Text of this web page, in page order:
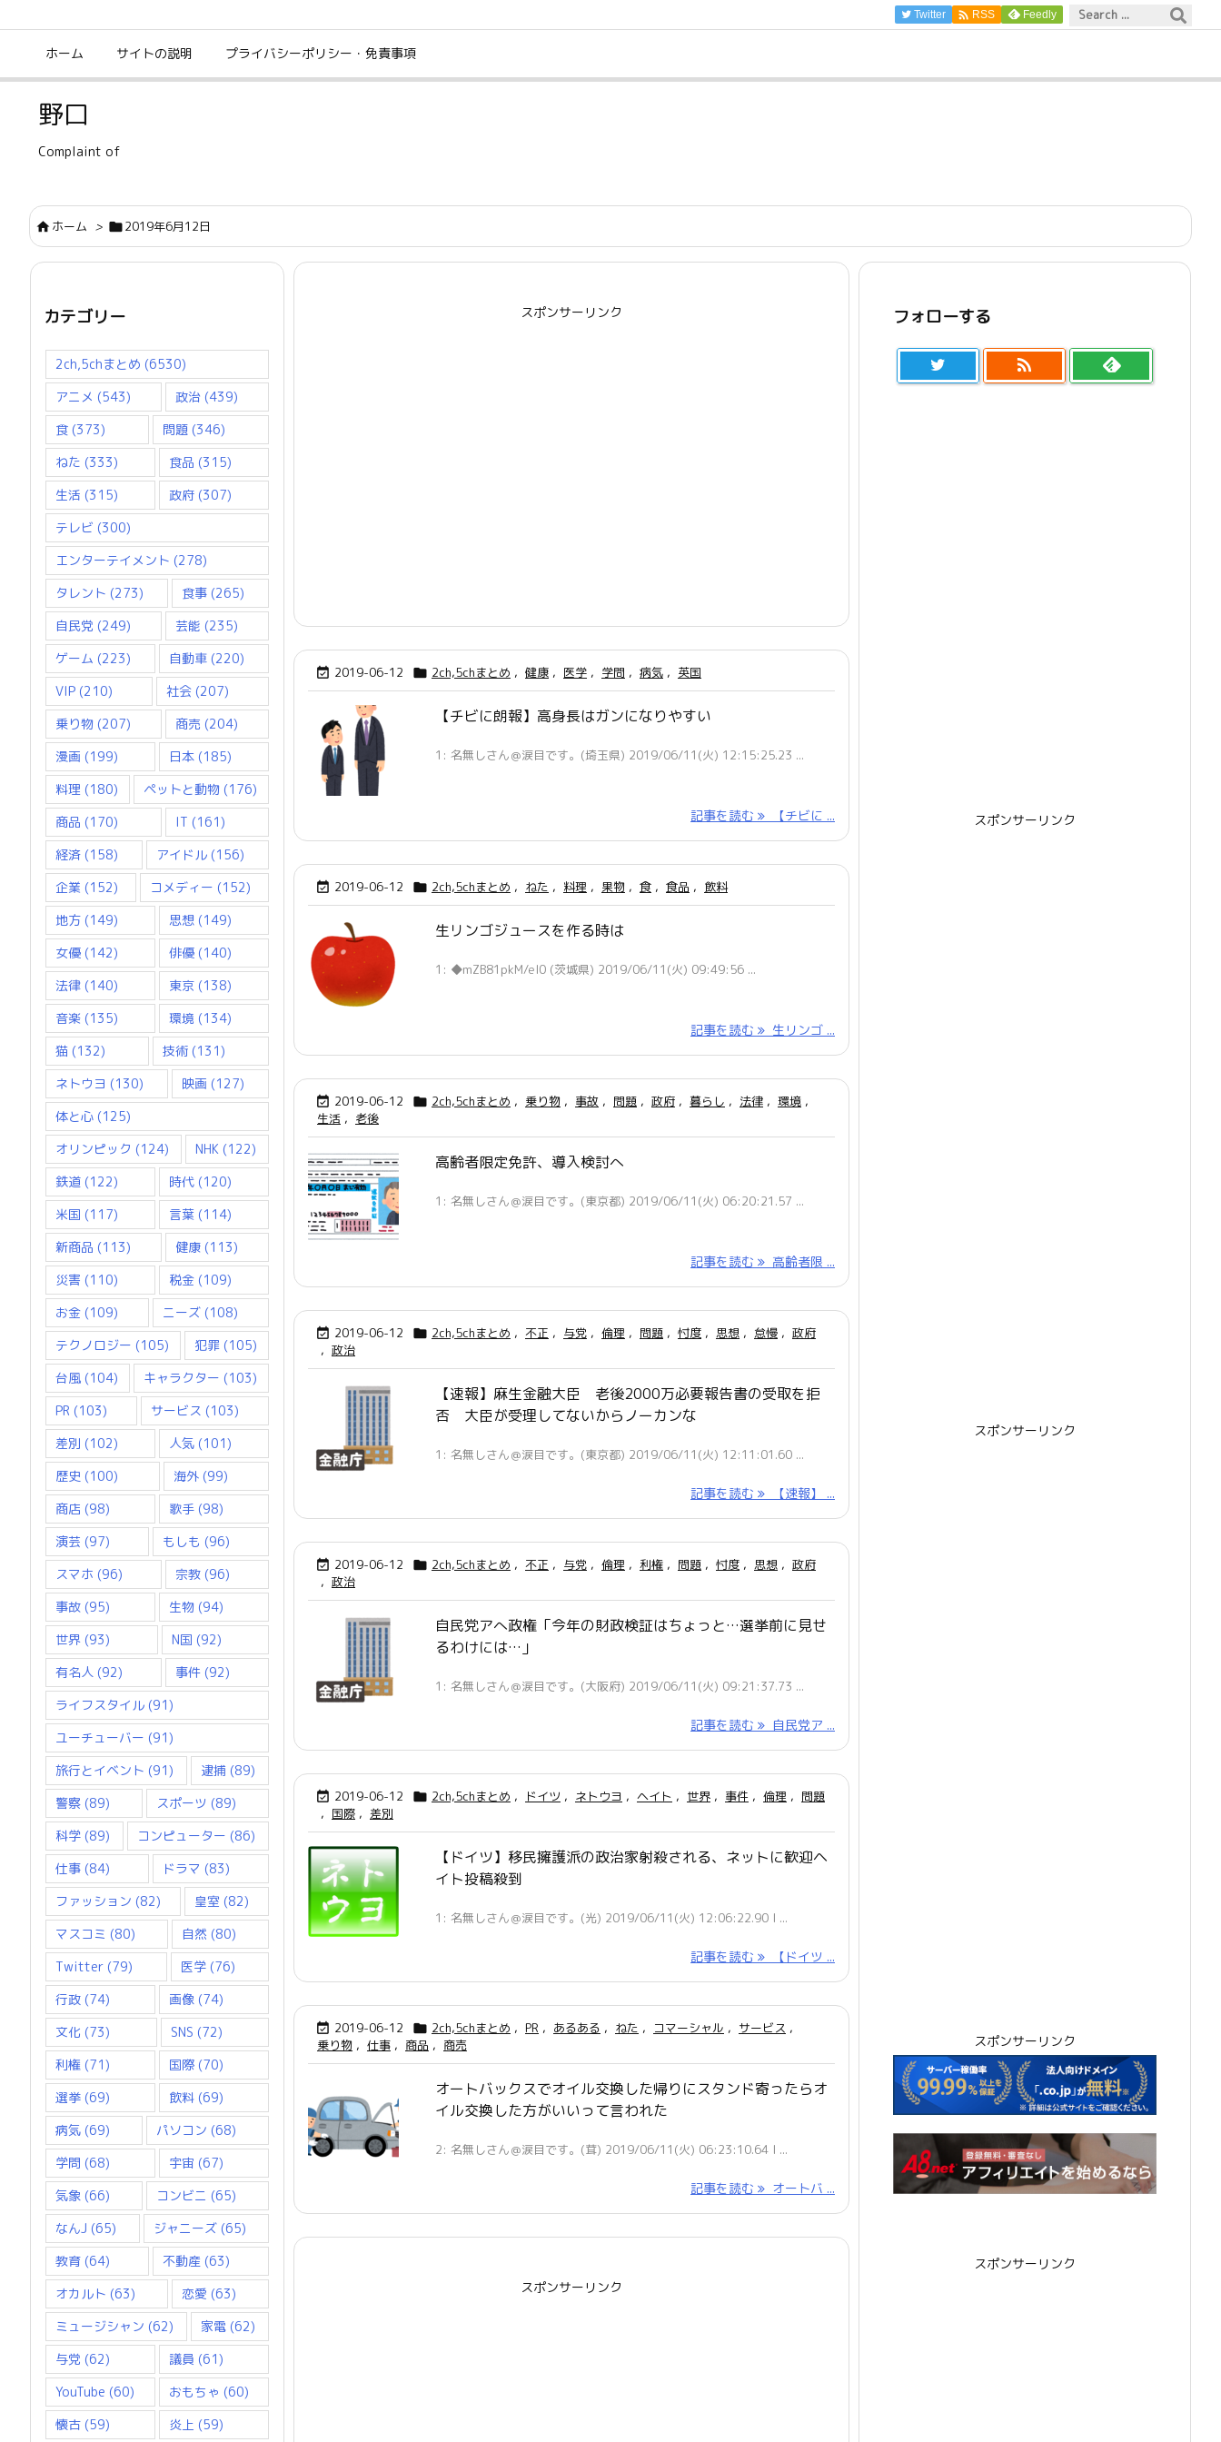
ホーム サイトの説明 プライバシーポリシー・免責事項
Twitter  RSS Feedly
野口
Complaint of
ホーム > 2019年6月12日
スポンサーリンク
 2019-06-12  2ch,5chまとめ , 健康 , 医学 , 学問 , 病気 , 英国
【チビに朗報】高身長はガンになりやすい
1: 名無しさん＠涙目です。(埼玉県) 2019/06/11(火) 12:15:25.23 ...
記事を読む 【チビに ...
 2019-06-12  2ch,5chまとめ , ねた , 料理 , 果物 , 食 , 食品 , 飲料
生リンゴジュースを作る時は
1: ◆mZB81pkM/el0 (茨城県) 2019/06/11(火) 09:49:56 ...
記事を読む 生リンゴ ...
 2019-06-12  2ch,5chまとめ , 乗り物 , 事故 , 問題 , 政府 , 暮らし , 法律 , 環境 ,
生活 , 老後
高齢者限定免許、導入検討へ
1: 名無しさん＠涙目です。(東京都) 2019/06/11(火) 06:20:21.57 ...
記事を読む 高齢者限 ...
 2019-06-12  2ch,5chまとめ , 不正 , 与党 , 倫理 , 問題 , 忖度 , 思想 , 怠慢 , 政府
, 政治
【速報】麻生金融大臣 老後2000万必要報告書の受取を拒
否 大臣が受理してないからノーカンな
1: 名無しさん＠涙目です。(東京都) 2019/06/11(火) 12:11:01.60 ...
記事を読む 【速報】 ...
 2019-06-12  2ch,5chまとめ , 不正 , 与党 , 倫理 , 利権 , 問題 , 忖度 , 思想 , 政府
, 政治
自民党アへ政権「今年の財政検証はちょっと…選挙前に見せ
るわけには…」
1: 名無しさん＠涙目です。(大阪府) 2019/06/11(火) 09:21:37.73 ...
記事を読む 自民党ア ...
 2019-06-12  2ch,5chまとめ , ドイツ , ネトウヨ , ヘイト , 世界 , 事件 , 倫理 , 問題
, 国際 , 差別
【ドイツ】移民擁護派の政治家射殺される、ネットに歓迎ヘ
イト投稿殺到
1: 名無しさん＠涙目です。(光) 2019/06/11(火) 12:06:22.90 I ...
記事を読む 【ドイツ ...
 2019-06-12  2ch,5chまとめ , PR , あるある , ねた , コマーシャル , サービス ,
乗り物 , 仕事 , 商品 , 商売
オートバックスでオイル交換した帰りにスタンド寄ったらオ
イル交換した方がいいって言われた
2: 名無しさん＠涙目です。(茸) 2019/06/11(火) 06:23:10.64 I ...
記事を読む オートバ ...
スポンサーリンク
カテゴリー
2ch,5chまとめ (6530)
アニメ (543) 政治 (439)
食 (373) 問題 (346)
ねた (333) 食品 (315)
生活 (315) 政府 (307)
テレビ (300)
エンターテイメント (278)
タレント (273) 食事 (265)
自民党 (249) 芸能 (235)
ゲーム (223) 自動車 (220)
VIP (210) 社会 (207)
乗り物 (207) 商売 (204)
漫画 (199) 日本 (185)
料理 (180) ペットと動物 (176)
商品 (170) IT (161)
経済 (158) アイドル (156)
企業 (152) コメディー (152)
地方 (149) 思想 (149)
女優 (142) 俳優 (140)
法律 (140) 東京 (138)
音楽 (135) 環境 (134)
猫 (132) 技術 (131)
ネトウヨ (130) 映画 (127)
体と心 (125)
オリンピック (124) NHK (122)
鉄道 (122) 時代 (120)
米国 (117) 言葉 (114)
新商品 (113) 健康 (113)
災害 (110) 税金 (109)
お金 (109) ニーズ (108)
テクノロジー (105) 犯罪 (105)
台風 (104) キャラクター (103)
PR (103) サービス (103)
差別 (102) 人気 (101)
歴史 (100) 海外(99)
商店 (98) 歌手 (98)
演芸 (97) もしも (96)
スマホ (96) 宗教 (96)
事故 (95) 生物 (94)
世界 (93) N国 (92)
有名人 (92) 事件 (92)
ライフスタイル (91)
ユーチューバー (91)
旅行とイベント (91) 逮捕 (89)
警察 (89) スポーツ (89)
科学 (89) コンピューター (86)
仕事 (84) ドラマ (83)
ファッション (82) 皇室 (82)
マスコミ (80) 自然 (80)
Twitter (79) 医学(76)
行政 (74) 画像 (74)
文化 (73) SNS (72)
利権 (71) 国際 (70)
選挙 (69) 飲料 (69)
病気 (69) パソコン (68)
学問 (68) 宇宙 (67)
気象 (66) コンビニ (65)
なんJ (65) ジャニーズ(65)
教育 (64) 不動産 (63)
オカルト (63) 恋愛 (63)
ミュージシャン (62) 家電 (62)
与党 (62) 議員 (61)
YouTube (60) おもちゃ (60)
懐古 (59) 炎上 (59)
フォローする

スポンサーリンク
スポンサーリンク
スポンサーリンク
スポンサーリンク